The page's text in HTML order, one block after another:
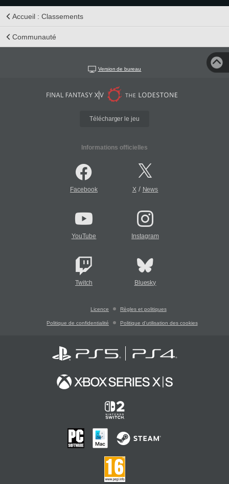
Accueil : Classements
Communauté
Version de bureau
Télécharger le jeu
Informations officielles
Facebook X/ News
YouTube Instagram
Twitch Bluesky
Licence Règles et politiques
Politique de confidentialité Politique d'utilisation des cookies